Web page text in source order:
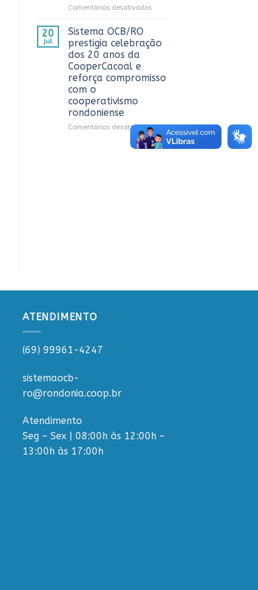
Comentários desativadosem
promove
debate
e
Rondônia
20
jul
Sistema OCB/RO
prestigia celebração
dos 20 anos da
CooperCacoal e
reforça compromisso
com o
cooperativismo
rondoniense
Comentários desativadosem
Sistema
OCB/RO
rondoniense
ATENDIMENTO
(69) 99961-4247
sistemaocb-
ro@rondonia.coop.br
Atendimento
Seg – Sex | 08:00h às 12:00h –
13:00h às 17:00h